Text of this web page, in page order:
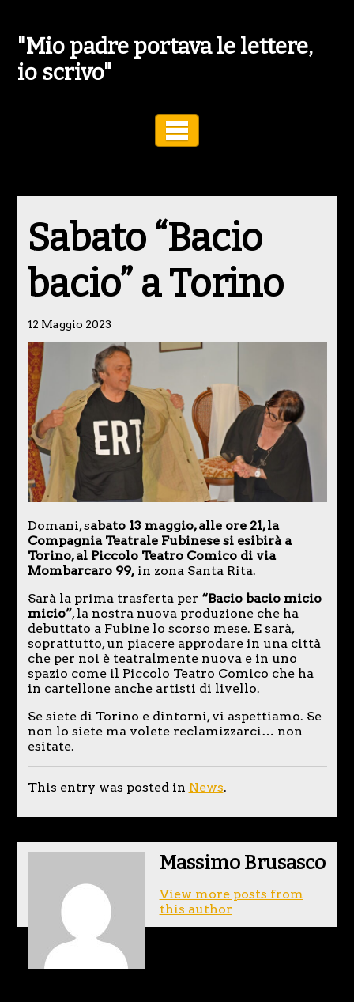
"Mio padre portava le lettere,
io scrivo"
Sabato “Bacio
bacio” a Torino
12 Maggio 2023
Domani, sabato 13 maggio, alle ore 21, la
Compagnia Teatrale Fubinese si esibirà a
Torino, al Piccolo Teatro Comico di via
Mombarcaro 99,in zona Santa Rita.
Sarà la prima trasferta per “Bacio bacio micio
micio”, la nostra nuova produzione che ha
debuttato a Fubine lo scorso mese. E sarà,
soprattutto, un piacere approdare in una città
che per noi è teatralmente nuova e in uno
spazio come il Piccolo Teatro Comico che ha
in cartellone anche artisti di livello.
Se siete di Torino e dintorni, vi aspettiamo. Se
non lo siete ma volete reclamizzarci… non
esitate.
This entry was posted in News.
Massimo Brusasco
View more posts from
this author